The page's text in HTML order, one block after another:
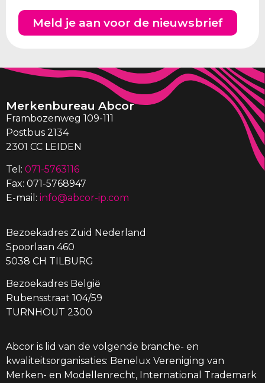
Meld je aan voor de nieuwsbrief
Merkenbureau Abcor
Frambozenweg 109-111
Postbus 2134
2301 CC LEIDEN
Tel: 071-5763116
Fax: 071-5768947
E-mail: info@abcor-ip.com
Bezoekadres Zuid Nederland
Spoorlaan 460
5038 CH TILBURG
Bezoekadres België
Rubensstraat 104/59
TURNHOUT 2300
Abcor is lid van de volgende branche- en
kwaliteitsorganisaties: Benelux Vereniging van
Merken- en Modellenrecht, International Trademark